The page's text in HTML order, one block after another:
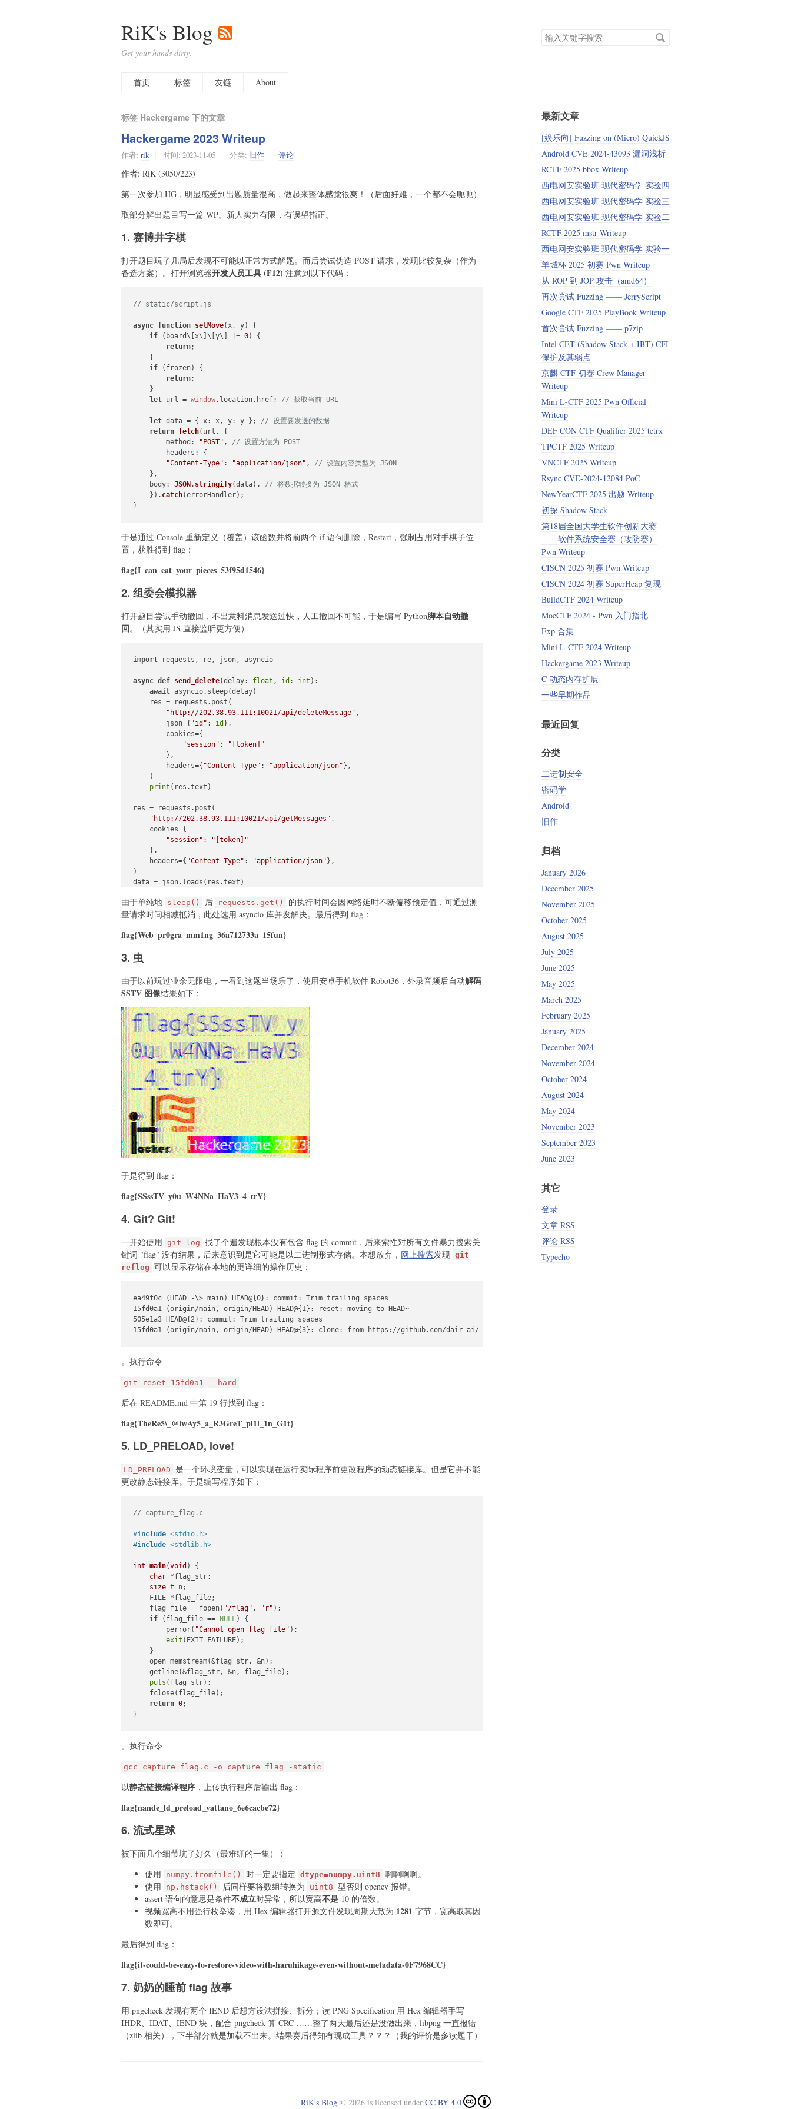
RiK's Blog
Get your hands dirty.
搜
索
首页
标签 友链 About
标签 Hackergame 下的文章
Hackergame 2023 Writeup
作者: rik 时间: 2023-11-05 分类: 旧作 评论
作者: RiK (3050/223)
第一次参加 HG，明显感受到出题质量很高，做起来整体感觉很爽！（后面好难，一个都不会呃呃）
取部分解出题目写一篇 WP。新人实力有限，有误望指正。
1. 赛博井字棋
打开题目玩了几局后发现不可能以正常方式解题。而后尝试伪造 POST 请求，发现比较复杂（作为
备选方案）。打开浏览器开发人员工具 (F12) 注意到以下代码：
// static/script.js
async function setMove(x, y) {
if (board\[x\]\[y\] != 0) {
return;
    }
if (frozen) {
return;
    }
let url = window. location. href; // 获取当前 URL
let data = { x: x, y: y }; // 设置要发送的数据
return fetch(url, {
method : "POST" , // 设置方法为 POST
headers : {
"Content-Type" : "application/json" , // 设置内容类型为 JSON
    },
body: JSON . stringify(data), // 将数据转换为 JSON 格式
    }).
catch(errorHandler);
}
于是通过 Console 重新定义（覆盖）该函数并将前两个 if 语句删除，Restart，强制占用对手棋子位
置，获胜得到 flag：
flag{I_can_eat_your_pieces_53f95d1546}
2. 组委会模拟器
打开题目尝试手动撤回，不出意料消息发送过快，人工撤回不可能，于是编写 Python脚本自动撤
回。（其实用 JS 直接监听更方便）
import requests, re, json, asyncio
async def send_delete(delay: float , id : int ):
await asyncio.sleep(delay)
    res = requests.post(
"http://202.38.93.111:10021/api/deleteMessage" ,
        json={
"id" : id },
        cookies={
"session" :
"[token]"
        },
        headers={
"Content-Type" : "application/json" },
    )
print (res.text)
res = requests.post(
"http://202.38.93.111:10021/api/getMessages" ,
    cookies={
"session" :
"[token]"
    },
    headers={
"Content-Type" : "application/json" },
)
data = json.loads(res.text)
id = 0
for msg in data[ "messages"]:
        illegal_req.append(send_delete(msg[
res = requests.post(
"http://202.38.93.111:10021/api/getflag"
    cookies={
"session": "[token]"
    },
    headers={
"Content-Type": "application/json"
)
print(res.text)
由于单纯地 sleep() 后 requests.get()
的执行时间会因网络延时不断偏移预定值，可通过测
量请求时间相减抵消，此处选用 asyncio 库并发解决。最后得到 flag：
flag{Web_pr0gra_mm1ng_36a712733a_15fun}
3. 虫
由于以前玩过业余无限电，一看到这题当场乐了，使用安卓手机软件 Robot36，外录音频后自动解码
SSTV 图像结果如下：
于是得到 flag：
flag{SSssTV_y0u_W4NNa_HaV3_4_trY}
4. Git? Git!
一开始使用 git log 找了个遍发现根本没有包含 flag 的 commit，后来索性对所有文件暴力搜索关
键词 "flag" 没有结果，后来意识到是它可能是以二进制形式存储。本想放弃， 网上搜索发现 git
reflog 可以显示存储在本地的更详细的操作历史：
ea49f0c (HEAD -\> main) HEAD@{0}: commit: Trim trailing spaces
15fd0a1 (origin/main, origin/HEAD) HEAD@{1}: reset: moving to HEAD~
505e1a3 HEAD@{2}: commit: Trim trailing spaces
15fd0a1 (origin/main, origin/HEAD) HEAD@{3}: clone: from https://github.com/dair-ai/ML-Course-Notes.git
。执行命令
git reset 15fd0a1 --hard
后在 README.md 中第 19 行找到 flag：
flag{TheRe5\_@lwAy5_a_R3GreT_pi1l_1n_G1t}
5. LD_PRELOAD, love!
LD_PRELOAD 是一个环境变量，可以实现在运行实际程序前更改程序的动态链接库。但是它并不能
更改静态链接库。于是编写程序如下：
// capture_flag.c
#include <stdio.h>
#include <stdlib.h>
int main(void )
{
char *flag_str;
size_t n;
    FILE *flag_file;
    flag_file = fopen(
"/flag" , "r" );
if (flag_file == NULL ) {
        perror(
"Cannot open flag file" );
exit (EXIT_FAILURE);
    }
    open_memstream(&flag_str, &n);
    getline(&flag_str, &n, flag_file);
puts (flag_str);
    fclose(flag_file);
return 0;
}
。执行命令
gcc capture_flag.c -o capture_flag -static
以静态链接编译程序 ，上传执行程序后输出 flag：
flag{nande_ld_preload_yattano_6e6cacbe72}
6. 流式星球
被下面几个细节坑了好久（最难绷的一集）：
使用
numpy.fromfile() 时一定要指定 dtype=numpy.uint8 啊啊啊啊。
使用
np.hstack() 后同样要将数组转换为 uint8 型否则 opencv 报错。
assert 语句的意思是条件不成立时异常，所以宽高不是 10 的倍数。
视频宽高不用强行枚举凑，用 Hex 编辑器打开源文件发现周期大致为 1281 字节，宽高取其因
数即可。
最后得到 flag：
flag{it-could-be-eazy-to-restore-video-with-haruhikage-even-without-metadata-0F7968CC}
7. 奶奶的睡前 flag 故事
用 pngcheck 发现有两个 IEND 后想方设法拼接、拆分；读 PNG Specification 用 Hex 编辑器手写
IHDR、IDAT、IEND 块，配合 pngcheck 算 CRC ……整了两天最后还是没做出来，libpng 一直报错
（zlib 相关），下半部分就是加载不出来。结果赛后得知有现成工具？？？（我的评价是多读题干）
最新文章
[娱乐向] Fuzzing on (Micro) QuickJS
Android CVE 2024‑43093 漏洞浅析
RCTF 2025 bbox Writeup
西电网安实验班 现代密码学 实验四
西电网安实验班 现代密码学 实验三
西电网安实验班 现代密码学 实验二
RCTF 2025 mstr Writeup
西电网安实验班 现代密码学 实验一
羊城杯 2025 初赛 Pwn Writeup
从 ROP 到 JOP 攻击（amd64）
再次尝试 Fuzzing —— JerryScript
Google CTF 2025 PlayBook Writeup
首次尝试 Fuzzing —— p7zip
Intel CET (Shadow Stack + IBT) CFI
保护及其弱点
京麒 CTF 初赛 Crew Manager
Writeup
Mini L-CTF 2025 Pwn Official
Writeup
DEF CON CTF Qualifier 2025 tetrx
TPCTF 2025 Writeup
VNCTF 2025 Writeup
Rsync CVE-2024-12084 PoC
NewYearCTF 2025 出题 Writeup
初探 Shadow Stack
第18届全国大学生软件创新大赛
——软件系统安全赛（攻防赛）
Pwn Writeup
CISCN 2025 初赛 Pwn Writeup
CISCN 2024 初赛 SuperHeap 复现
BuildCTF 2024 Writeup
MoeCTF 2024 - Pwn 入门指北
Exp 合集
Mini L-CTF 2024 Writeup
Hackergame 2023 Writeup
C 动态内存扩展
一些早期作品
最近回复
分类
二进制安全
密码学
Android
旧作
归档
January 2026
December 2025
November 2025
October 2025
August 2025
July 2025
June 2025
May 2025
March 2025
February 2025
January 2025
December 2024
November 2024
October 2024
August 2024
May 2024
November 2023
September 2023
June 2023
其它
登录
文章 RSS
评论 RSS
Typecho
RiK's Blog© 2026 is licensed under CC BY 4.0